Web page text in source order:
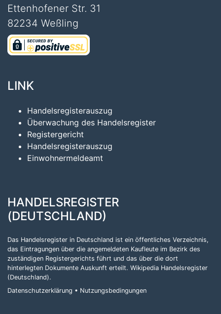
Ettenhofener Str. 31
82234 Weßling
LINK
Handelsregisterauszug
Überwachung des Handelsregister
Registergericht
Handelsregisterauszug
Einwohnermeldeamt
HANDELSREGISTER
(DEUTSCHLAND)
Das Handelsregister in Deutschland ist ein öffentliches Verzeichnis,
das Eintragungen über die angemeldeten Kaufleute im Bezirk des
zuständigen Registergerichts führt und das über die dort
hinterlegten Dokumente Auskunft erteilt. Wikipedia Handelsregister
(Deutschland).
Datenschutzerklärung • Nutzungsbedingungen